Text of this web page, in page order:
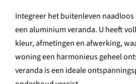
Integreer het buitenleven
een aluminium veranda. U heeft
kleur, afmetingen en afwerking,
woning een harmonieus geheel
veranda is een ideale